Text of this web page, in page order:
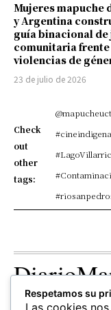
Mujeres mapuche
y Argentina
guía binacional
comunitaria frente
violencias de
23 de julio de 2026
Check
out
other
tags:
#cineindigena
TERRITORIO
Respetamos su
Las cookies